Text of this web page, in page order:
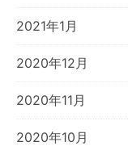
2021年1月
2020年12月
2020年11月
2020年10月